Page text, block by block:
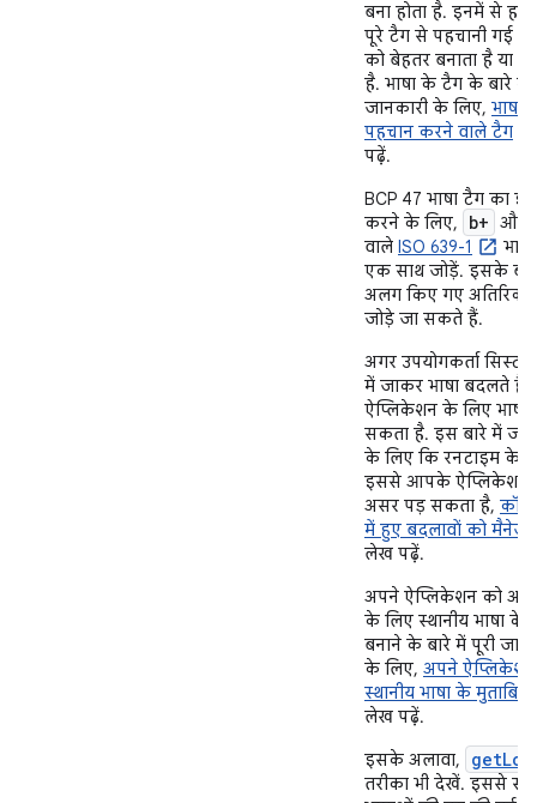
बना होता है. इनमें से हर
पूरे टैग से पहचानी गई
को बेहतर बनाता है या
है. भाषा के टैग के बारे में
जानकारी के लिए,
पहचान करने वाले टैग
पढ़ें.
BCP 47 भाषा टैग का
करने के लिए,
b+ और
वाले ISO 639-1
एक साथ जोड़ें. इसके
अलग किए गए
जोड़े जा सकते हैं.
अगर उपयोगकर्ता
में जाकर भाषा बदलते
ऐप्लिकेशन के लिए भाषा
सकता है. इस बारे में
के लिए कि रनटाइम के
इससे आपके ऐप्लिकेशन
असर पड़ सकता है,
में हुए बदलावों को मैनेज
लेख पढ़ें.
अपने ऐप्लिकेशन को
के लिए स्थानीय भाषा के
बनाने के बारे में पूरी
के लिए, अपने
स्थानीय भाषा के
लेख पढ़ें.
इसके अलावा,
तरीका भी देखें. इससे